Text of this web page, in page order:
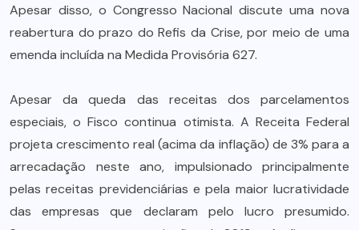
Apesar disso, o Congresso Nacional discute uma nova
reabertura do prazo do Refis da Crise, por meio de uma
emenda incluída na Medida Provisória 627.
Apesar da queda das receitas dos parcelamentos
especiais, o Fisco continua otimista. A Receita Federal
projeta crescimento real (acima da inflação) de 3% para a
arrecadação neste ano, impulsionado principalmente
pelas receitas previdenciárias e pela maior lucratividade
das empresas que declaram pelo lucro presumido.